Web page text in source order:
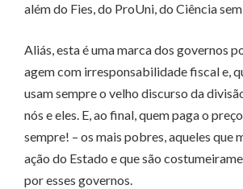
além do Fies, do ProUni, do Ciência
Aliás, esta é uma marca dos governos
agem com irresponsabilidade fiscal e,
usam sempre o velho discurso da
nós e eles. E, ao final, quem paga o
sempre! – os mais pobres, aqueles que
ação do Estado e que são
por esses governos.